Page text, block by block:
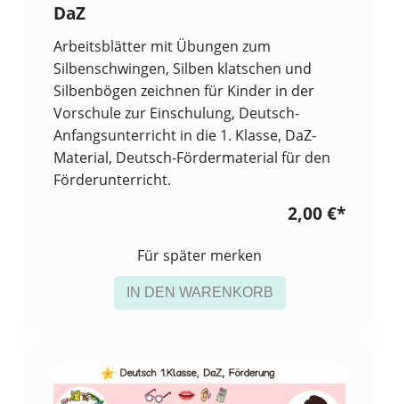
DaZ
Arbeitsblätter mit Übungen zum
Silbenschwingen, Silben klatschen und
Silbenbögen zeichnen für Kinder in der
Vorschule zur Einschulung, Deutsch-
Anfangsunterricht in die 1. Klasse, DaZ-
Material, Deutsch-Fördermaterial für den
Förderunterricht.
2,00 €*
Für später merken
IN DEN WARENKORB